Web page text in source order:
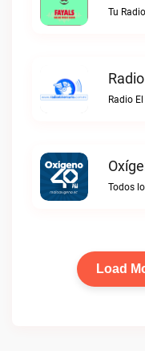
Tu
Radio
Todos
Load